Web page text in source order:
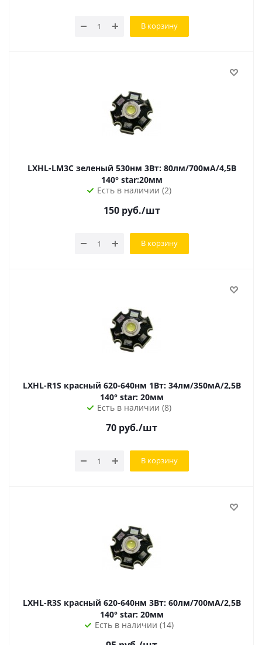
В корзину
LXHL-LM3C зеленый 530нм 3Вт: 80лм/700мА/4,5В
140° star:20мм
Есть в наличии (2)
150руб./шт
В корзину
LXHL-R1S красный 620-640нм 1Вт: 34лм/350мА/2,5В
140° star: 20мм
Есть в наличии (8)
70 руб./шт
В корзину
LXHL-R3S красный 620-640нм 3Вт: 60лм/700мА/2,5В
140° star: 20мм
Есть в наличии (14)